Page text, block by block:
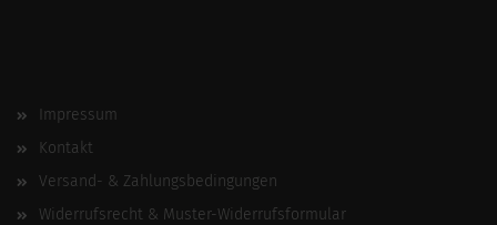
Impressum
Kontakt
Versand- & Zahlungsbedingungen
Widerrufsrecht & Muster-Widerrufsformular